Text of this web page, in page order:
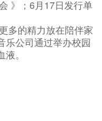
》；6月17日发行单
多的精力放在陪伴家
乐公司通过举办校园
。